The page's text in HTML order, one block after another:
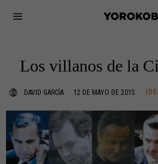
Los villanos de la
DAVID GARCÍA 12 DE MAYO DE 2015